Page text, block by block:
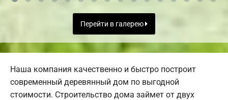
Перейти в галерею
Наша компания качественно и быстро построит
современный деревянный дом по выгодной
стоимости. Строительство дома займет от двух